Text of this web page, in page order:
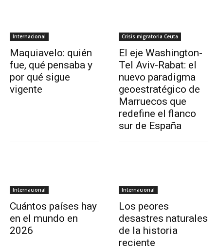
Internacional
Maquiavelo: quién
fue, qué pensaba y
por qué sigue
vigente
Crisis migratoria Ceuta
El eje Washington-
Tel Aviv-Rabat: el
nuevo paradigma
geoestratégico de
Marruecos que
redefine el flanco
sur de España
Internacional
Cuántos países hay
en el mundo en
2026
Internacional
Los peores
desastres naturales
de la historia
reciente